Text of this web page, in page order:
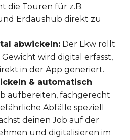
die Touren für z.B.
Erdaushub direkt zu
abwickeln: Der Lkw rollt
Gewicht wird digital erfasst,
in der App generiert.
& automatisch
aufbereiten, fachgerecht
Abfälle speziell
deinen Job auf der
und digitalisieren im